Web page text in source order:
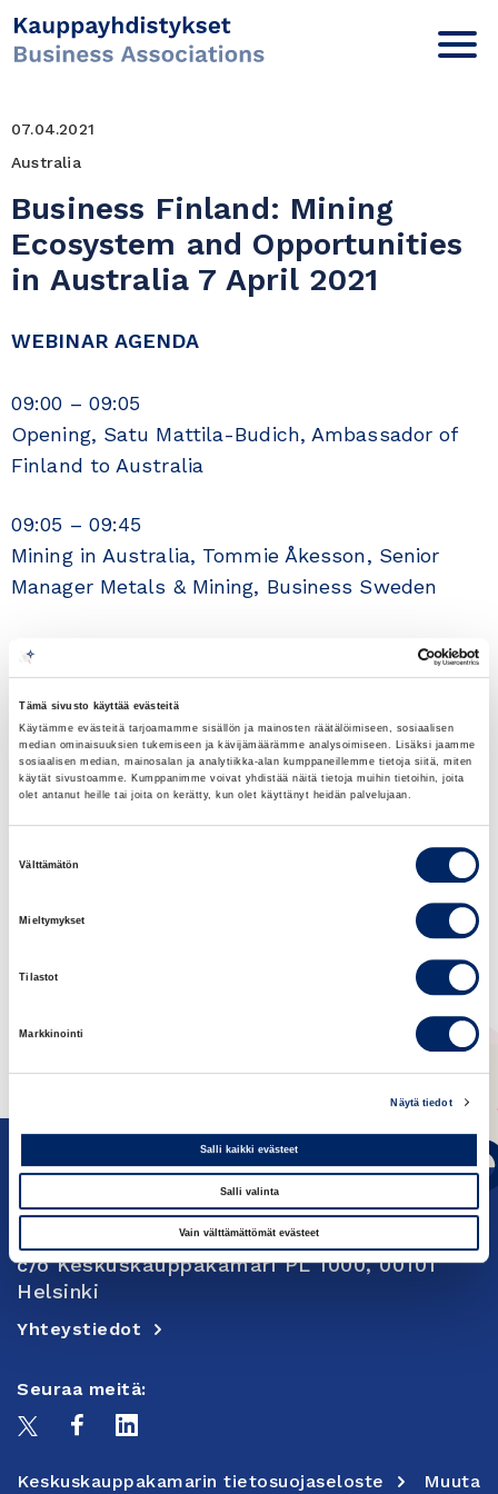
Tämä sivusto käyttää evästeitä
Käytämme evästeitä tarjoamamme sisällön ja mainosten räätälöimiseen, sosiaalisen
median ominaisuuksien tukemiseen ja kävijämäärämme analysoimiseen. Lisäksi jaamme
sosiaalisen median, mainosalan ja analytiikka-alan kumppaneillemme tietoja siitä, miten
käytät sivustoamme. Kumppanimme voivat yhdistää näitä tietoja muihin tietoihin, joita
olet antanut heille tai joita on kerätty, kun olet käyttänyt heidän palvelujaan.
Välttämätön
Mieltymykset
Tilastot
Markkinointi
Näytä tiedot
Salli kaikki evästeet
Salli valinta
Vain välttämättömät evästeet
07.04.2021
Australia
Business Finland: Mining
Ecosystem and Opportunities
in Australia 7 April 2021
WEBINAR AGENDA
09:00 – 09:05
Opening, Satu Mattila-Budich, Ambassador of
Finland to Australia
09:05 – 09:45
Mining in Australia, Tommie Åkesson, Senior
Manager Metals & Mining, Business Sweden
09:45 – 09:55 Q&A
09.55 – 10:00
Closing words, Harry Sandström, CEO, Mining
Finland
Learn more and register
c/o Keskuskauppakamari PL 1000, 00101
Helsinki
Yhteystiedot
Seuraa meitä:
Keskuskauppakamarin tietosuojaseloste Muuta